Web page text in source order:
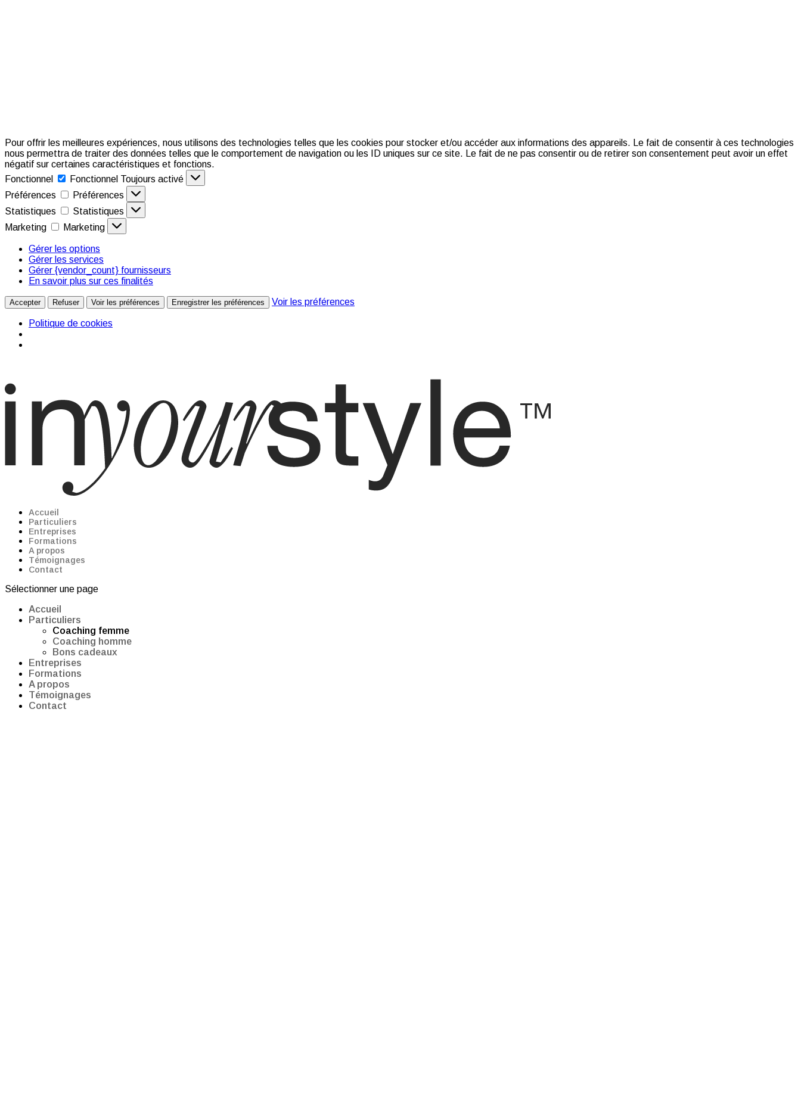
Pour offrir les meilleures expériences, nous utilisons des technologies telles que les cookies pour stocker et/ou accéder aux informations des appareils. Le fait de consentir à ces technologies
nous permettra de traiter des données telles que le comportement de navigation ou les ID uniques sur ce site. Le fait de ne pas consentir ou de retirer son consentement peut avoir un effet
négatif sur certaines caractéristiques et fonctions.
Fonctionnel
Fonctionnel Toujours activé
Préférences
Préférences
Statistiques
Statistiques
Marketing
Marketing
Gérer les options
Gérer les services
Gérer {vendor_count} fournisseurs
En savoir plus sur ces finalités
Accepter Refuser Voir les préférences Enregistrer les préférences Voir les préférences
Politique de cookies
Accueil
Particuliers
Entreprises
Formations
A propos
Témoignages
Contact
Sélectionner une page
Accueil
Particuliers
Coaching femme
Coaching homme
Bons cadeaux
Entreprises
Formations
A propos
Témoignages
Contact